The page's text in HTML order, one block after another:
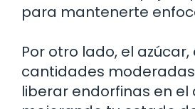
para mantenerte
Por otro lado, el azúcar,
cantidades
liberar endorfinas en el